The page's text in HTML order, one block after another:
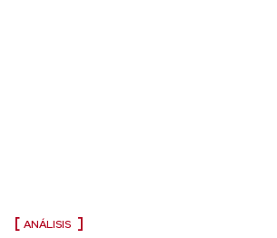
ANÁLISIS